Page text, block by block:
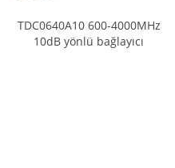
TDC0640A10 600-4000MHz
10dB yönlü bağlayıcı